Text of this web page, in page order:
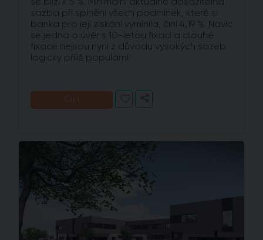
sazba při splnění všech podmínek, které si
banka pro její získání vymínila, činí 4,19 %. Navíc
se jedná o úvěr s 10-letou fixací a dlouhé
fixace nejsou nyní z důvodu vysokých sazeb
logicky příliš populární.
Číst